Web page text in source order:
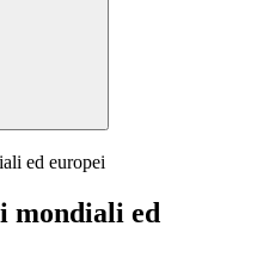
ed europei
mondiali ed